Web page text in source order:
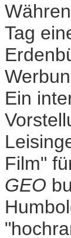
Tag
Ein
Film"
GEO